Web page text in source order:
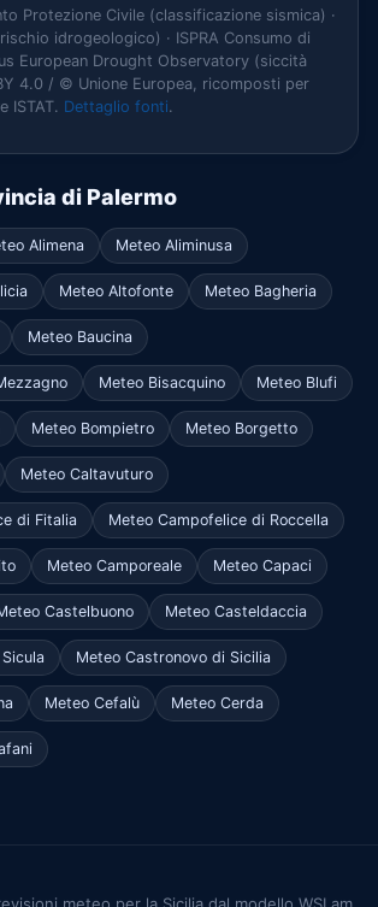
Protezione Civile (classificazione sismica) ·
idrogeologico) · ISPRA Consumo di
European Drought Observatory (siccità
4.0 / © Unione Europea, ricomposti per
ISTAT. Dettaglio fonti.
di Palermo
Alimena Meteo Aliminusa
Meteo Altofonte Meteo Bagheria
Meteo Baucina
Meteo Bisacquino Meteo Blufi
Meteo Bompietro Meteo Borgetto
Meteo Caltavuturo
di Fitalia Meteo Campofelice di Roccella
Meteo Camporeale Meteo Capaci
Castelbuono Meteo Casteldaccia
Meteo Castronovo di Sicilia
Meteo Cefalù Meteo Cerda
meteo per la Sicilia dal modello WSLam